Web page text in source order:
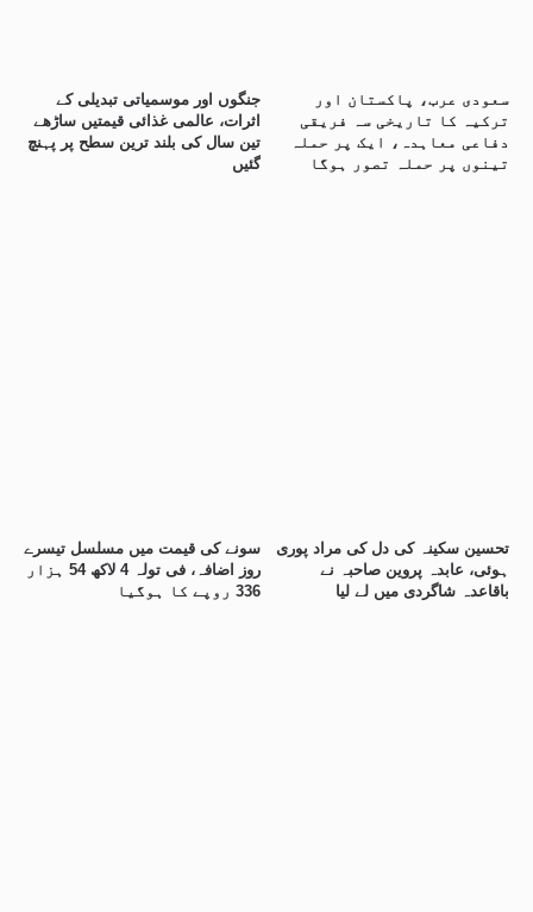
جنگوں اور موسمیاتی تبدیلی کے
اثرات، عالمی غذائی قیمتیں ساڑھے
تین سال کی بلند ترین سطح پر پہنچ
گئیں
سعودی عرب، پاکستان اور
ترکیہ کا تاریخی سہ فریقی
دفاعی معاہدہ، ایک پر حملہ
تینوں پر حملہ تصور ہوگا
سونے کی قیمت میں مسلسل تیسرے
روز اضافہ، فی تولہ 4 لاکھ 54 ہزار
336 روپے کا ہوگیا
تحسین سکینہ کی دل کی مراد پوری
ہوئی، عابدہ پروین صاحبہ نے
باقاعدہ شاگردی میں لے لیا